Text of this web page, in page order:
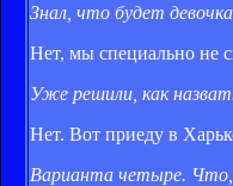
Знал, что будет
Нет, мы специально не
Уже решили, как
Нет. Вот приеду в
Варианта четыре. Что,